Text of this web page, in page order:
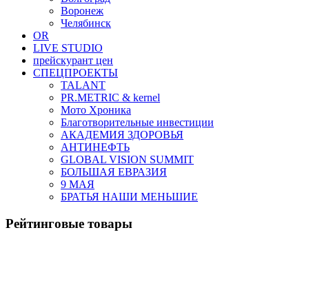
Воронеж
Челябинск
OR
LIVE STUDIO
прейскурант цен
СПЕЦПРОЕКТЫ
TALANT
PR.METRIC & kernel
Мото Хроника
Благотворительные инвестиции
АКАДЕМИЯ ЗДОРОВЬЯ
АНТИНЕФТЬ
GLOBAL VISION SUMMIT
БОЛЬШАЯ ЕВРАЗИЯ
9 МАЯ
БРАТЬЯ НАШИ МЕНЬШИЕ
Рейтинговые товары